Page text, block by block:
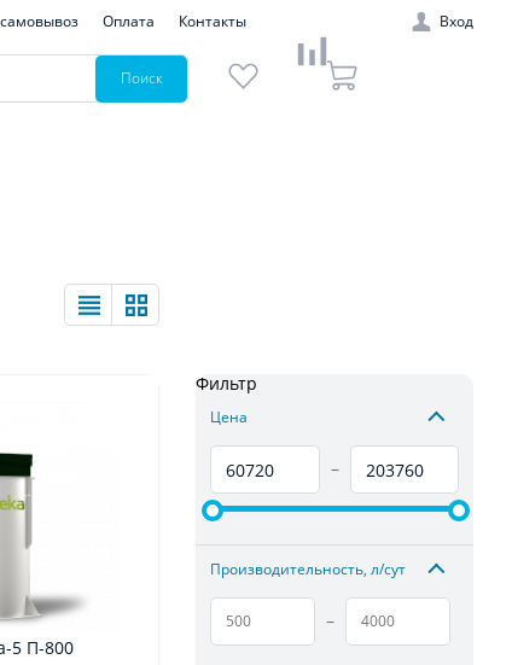
Оплата Контакты Вход
Поиск
5 П-800
Фильтр
Цена
–
Производительность, л/сут
–